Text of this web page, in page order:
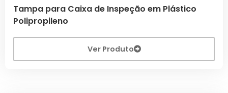
Tampa para Caixa de Inspeção em Plástico
Polipropileno
Ver Produto